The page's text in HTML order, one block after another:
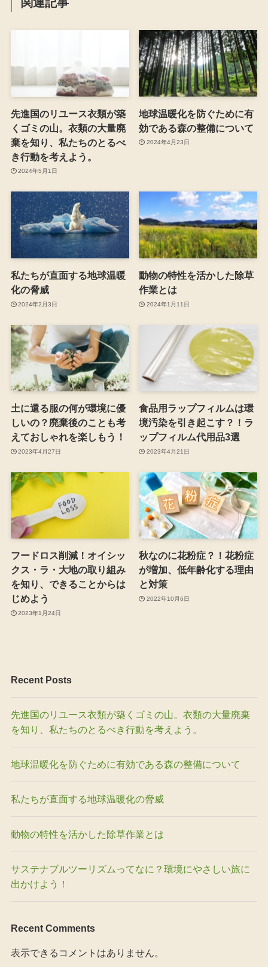
先進国のリユース衣類が築
くゴミの山。衣類の大量廃
棄を知り、私たちのとるべ
き行動を考えよう。
2024年5月1日
地球温暖化を防ぐために有
効である森の整備について
2024年4月23日
私たちが直面する地球温暖
化の脅威
2024年2月3日
動物の特性を活かした除草
作業とは
2024年1月11日
土に還る服の何が環境に優
しいの？廃棄後のことも考
えておしゃれを楽しもう！
2023年4月27日
食品用ラップフィルムは環
境汚染を引き起こす？！ラ
ップフィルム代用品3選
2023年4月21日
フードロス削減！オイシッ
クス・ラ・大地の取り組み
を知り、できることからは
じめよう
2023年1月24日
秋なのに花粉症？！花粉症
が増加、低年齢化する理由
と対策
2022年10月6日
Recent Posts
先進国のリユース衣類が築くゴミの山。衣類の大量廃棄
を知り、私たちのとるべき行動を考えよう。
地球温暖化を防ぐために有効である森の整備について
私たちが直面する地球温暖化の脅威
動物の特性を活かした除草作業とは
サステナブルツーリズムってなに？環境にやさしい旅に
出かけよう！
Recent Comments
表示できるコメントはありません。